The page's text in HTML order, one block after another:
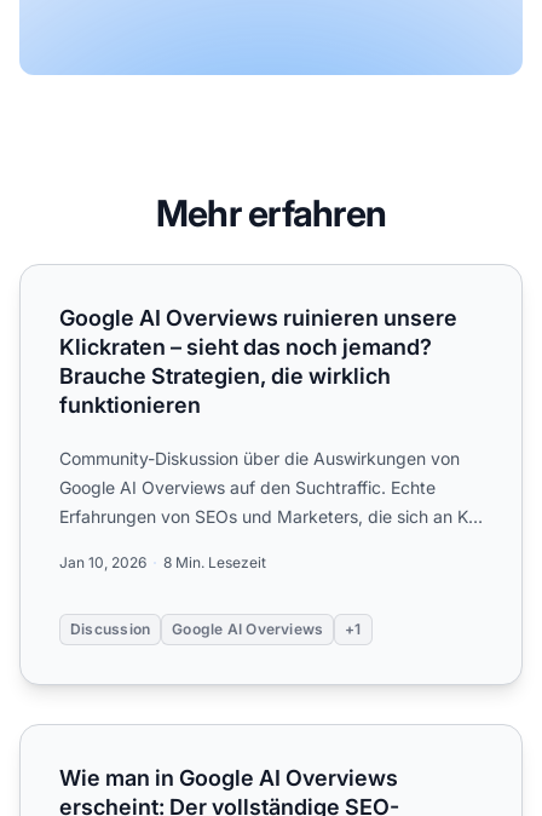
Mehr erfahren
Google AI Overviews ruinieren unsere Klickraten – sieht
Google AI Overviews ruinieren unsere
Klickraten – sieht das noch jemand?
Brauche Strategien, die wirklich
funktionieren
Community-Diskussion über die Auswirkungen von
Google AI Overviews auf den Suchtraffic. Echte
Erfahrungen von SEOs und Marketers, die sich an KI-
Jan 10, 2026 8 Min. Lesezeit
Discussion Google AI Overviews +1
Wie man in Google AI Overviews erscheint: Der
Wie man in Google AI Overviews
erscheint: Der vollständige SEO-